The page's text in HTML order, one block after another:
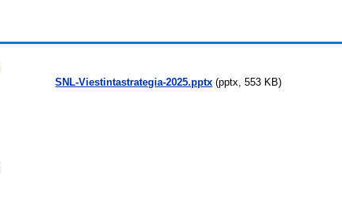
SNL-Viestintastrategia-2025.pptx (pptx, 553 KB)